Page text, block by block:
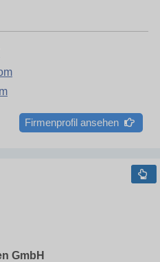
Firmenprofil ansehen
GmbH